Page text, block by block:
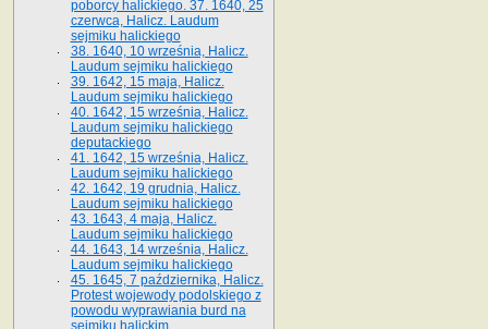
poborcy halickiego. 37. 1640, 25
czerwca, Halicz. Laudum
sejmiku halickiego
38. 1640, 10 września, Halicz.
Laudum sejmiku halickiego
39. 1642, 15 maja, Halicz.
Laudum sejmiku halickiego
40. 1642, 15 września, Halicz.
Laudum sejmiku halickiego
deputackiego
41. 1642, 15 września, Halicz.
Laudum sejmiku halickiego
42. 1642, 19 grudnia, Halicz.
Laudum sejmiku halickiego
43. 1643, 4 maja, Halicz.
Laudum sejmiku halickiego
44. 1643, 14 września, Halicz.
Laudum sejmiku halickiego
45. 1645, 7 października, Halicz.
Protest wojewody podolskiego z
powodu wyprawiania burd na
sejmiku halickim